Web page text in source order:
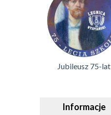
Jubileusz 75-lat
Informacje